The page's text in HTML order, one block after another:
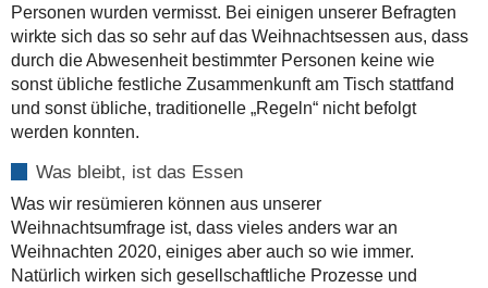
Personen wurden vermisst. Bei einigen unserer Befragten
wirkte sich das so sehr auf das Weihnachtsessen aus, dass
durch die Abwesenheit bestimmter Personen keine wie
sonst übliche festliche Zusammenkunft am Tisch stattfand
und sonst übliche, traditionelle „Regeln“ nicht befolgt
werden konnten.
Was bleibt, ist das Essen
Was wir resümieren können aus unserer
Weihnachtsumfrage ist, dass vieles anders war an
Weihnachten 2020, einiges aber auch so wie immer.
Natürlich wirken sich gesellschaftliche Prozesse und